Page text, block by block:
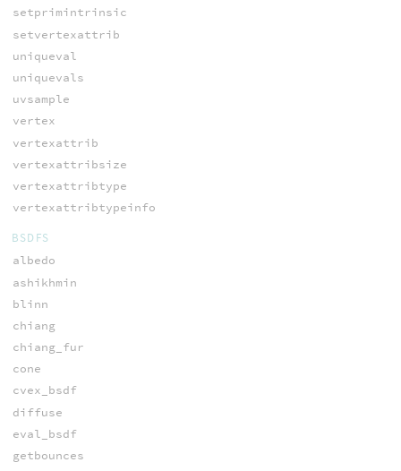
setprimintrinsic
setvertexattrib
uniqueval
uniquevals
uvsample
vertex
vertexattrib
vertexattribsize
vertexattribtype
vertexattribtypeinfo
BSDFS
albedo
ashikhmin
blinn
chiang
chiang_fur
cone
cvex_bsdf
diffuse
eval_bsdf
getbounces